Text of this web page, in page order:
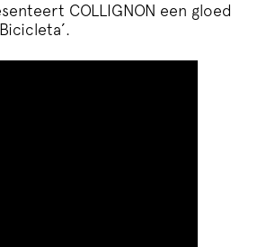
COLLIGNON een gloed